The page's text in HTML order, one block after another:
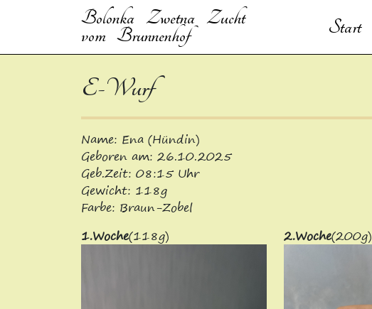
Bolonka Zwetna Zucht
vom Brunnenhof
Start
E-Wurf
Name: Ena (Hündin)
Geboren am: 26.10.2025
Geb.Zeit: 08:15 Uhr
Gewicht: 118g
Farbe: Braun-Zobel
1.Woche(118g) 2.Woche(200g)